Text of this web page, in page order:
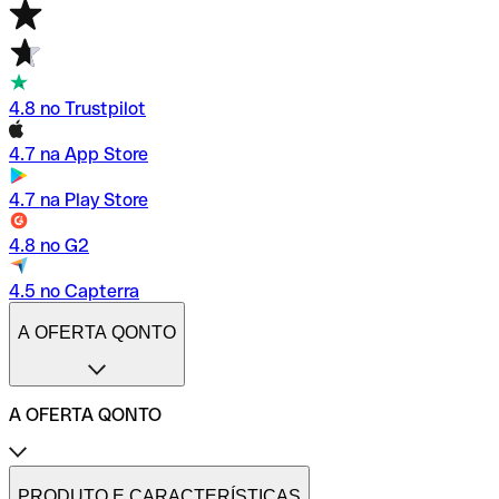
4.8 no Trustpilot
4.7 na App Store
4.7 na Play Store
4.8 no G2
4.5 no Capterra
A OFERTA QONTO
A OFERTA QONTO
Tarifas